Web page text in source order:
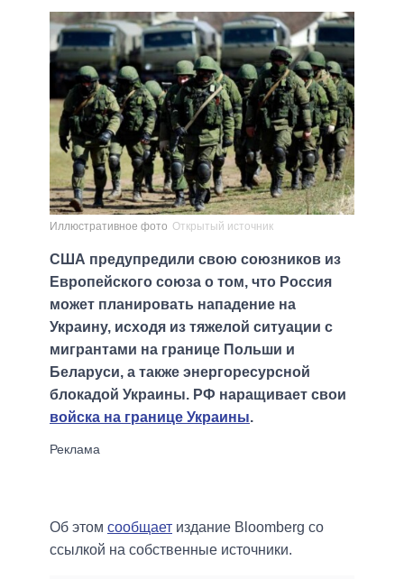
Иллюстративное фото Открытый источник
США предупредили свою союзников из
Европейского союза о том, что Россия
может планировать нападение на
Украину, исходя из тяжелой ситуации с
мигрантами на границе Польши и
Беларуси, а также энергоресурсной
блокадой Украины. РФ наращивает свои
войска на границе Украины.
Об этом сообщает издание Bloomberg со
ссылкой на собственные источники.